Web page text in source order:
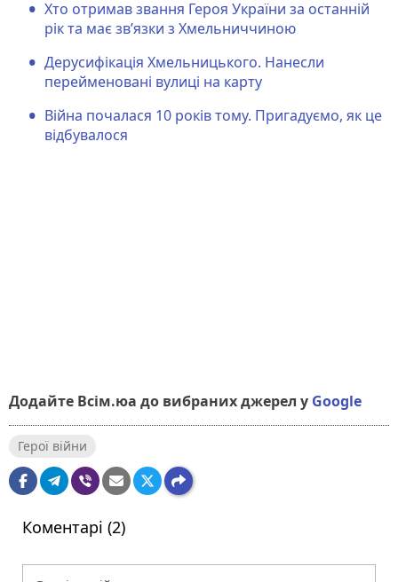
Хто отримав звання Героя України за останній
рік та має зв’язки з Хмельниччиною
Дерусифікація Хмельницького. Нанесли
перейменовані вулиці на карту
Війна почалася 10 років тому. Пригадуємо, як це
відбувалося
Додайте Всім.юа до вибраних джерел у Google
Герої війни
Коментарі (2)